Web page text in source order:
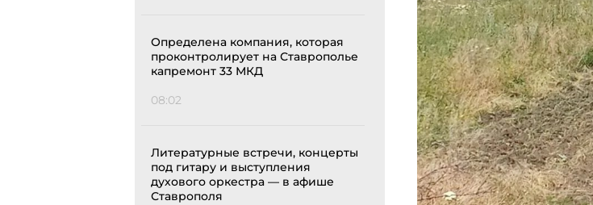
Определена компания, которая
проконтролирует на Ставрополье
капремонт 33 МКД
08:02
Литературные встречи, концерты
под гитару и выступления
духового оркестра — в афише
Ставрополя